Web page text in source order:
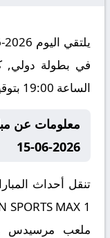
في بطولة دولي,
الساعة 19:00 بتوقيت مصر.
معلومات عن
2026-06-15
تنقل أحداث
ملعب مرسيدس